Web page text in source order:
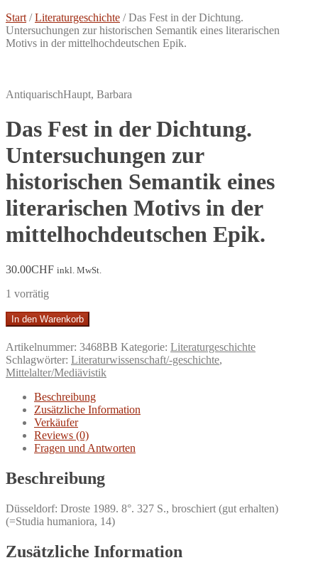
Start /Literaturgeschichte /Das Fest in der Dichtung.
Untersuchungen zur historischen Semantik eines literarischen
Motivs in der mittelhochdeutschen Epik.
AntiquarischHaupt, Barbara
Das Fest in der Dichtung.
Untersuchungen zur
historischen Semantik eines
literarischen Motivs in der
mittelhochdeutschen Epik.
30.00CHF inkl. MwSt.
1 vorrätig
Das
Fest
in
der
Dichtung.
Untersuchungen
historischen
Semantik
eines
literarischen
in
der
Epik.
Menge
In den Warenkorb
Artikelnummer: 3468BB Kategorie: Literaturgeschichte
Schlagwörter: Literaturwissenschaft/-geschichte,
Mittelalter/Mediävistik
Beschreibung
Zusätzliche Information
Verkäufer
Reviews (0)
Fragen und Antworten
Beschreibung
Düsseldorf: Droste 1989. 8°. 327 S., broschiert (gut erhalten)
(=Studia humaniora, 14)
Zusätzliche Information